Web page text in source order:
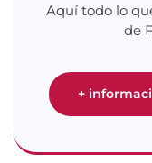
Aquí todo lo
de
+